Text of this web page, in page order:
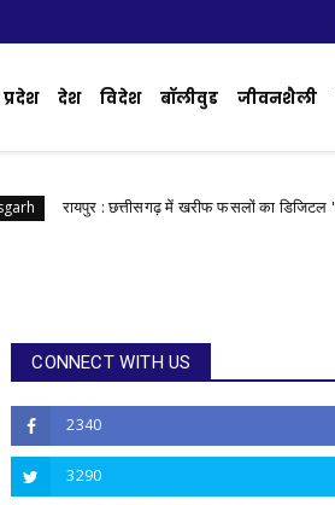
देश विदेश बॉलीवुड जीवनशैली
​रायपुर : ​छत्तीसगढ़ में खरीफ फसलों का डिजिटल 'एक्स-रे'
CONNECT WITH US
2340
3290